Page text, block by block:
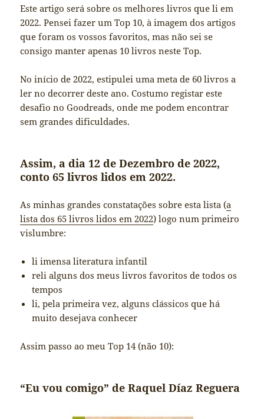
Este artigo será sobre os melhores livros que li em
2022. Pensei fazer um Top 10, à imagem dos artigos
que foram os vossos favoritos, mas não sei se
consigo manter apenas 10 livros neste Top.
No início de 2022, estipulei uma meta de 60 livros a
ler no decorrer deste ano. Costumo registar este
desafio no Goodreads, onde me podem encontrar
sem grandes dificuldades.
Assim, a dia 12 de Dezembro de 2022,
conto 65 livros lidos em 2022.
As minhas grandes constatações sobre esta lista (a
lista dos 65 livros lidos em 2022) logo num primeiro
vislumbre:
li imensa literatura infantil
reli alguns dos meus livros favoritos de todos os
tempos
li, pela primeira vez, alguns clássicos que há
muito desejava conhecer
Assim passo ao meu Top 14 (não 10):
“Eu vou comigo” de Raquel Díaz Reguera